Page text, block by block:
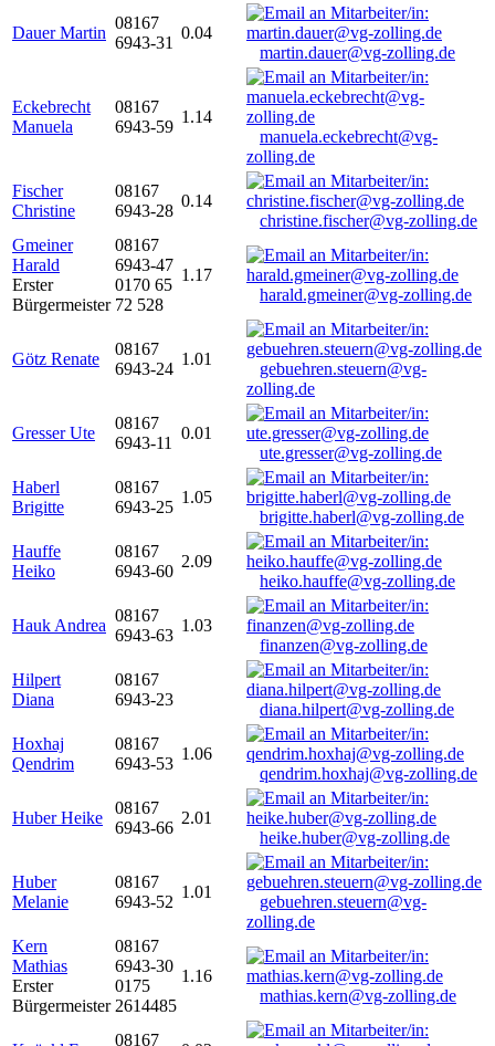
Dauer Martin
08167
6943-31
0.04
martin.dauer@vg-zolling.de
Eckebrecht
Manuela
08167
6943-59
1.14
manuela.eckebrecht@vg-
zolling.de
Fischer
Christine
08167
6943-28
0.14
christine.fischer@vg-zolling.de
Gmeiner
Harald
Erster
Bürgermeister
08167
6943-47
0170 65
72 528
1.17
harald.gmeiner@vg-zolling.de
Götz Renate
08167
6943-24
1.01
gebuehren.steuern@vg-
zolling.de
Gresser Ute
08167
6943-11
0.01
ute.gresser@vg-zolling.de
Haberl
Brigitte
08167
6943-25
1.05
brigitte.haberl@vg-zolling.de
Hauffe
Heiko
08167
6943-60
2.09
heiko.hauffe@vg-zolling.de
Hauk Andrea
08167
6943-63
1.03
finanzen@vg-zolling.de
Hilpert
Diana
08167
6943-23
diana.hilpert@vg-zolling.de
Hoxhaj
Qendrim
08167
6943-53
1.06
qendrim.hoxhaj@vg-zolling.de
Huber Heike
08167
6943-66
2.01
heike.huber@vg-zolling.de
Huber
Melanie
08167
6943-52
1.01
gebuehren.steuern@vg-
zolling.de
Kern
Mathias
Erster
Bürgermeister
08167
6943-30
0175
2614485
1.16
mathias.kern@vg-zolling.de
08167